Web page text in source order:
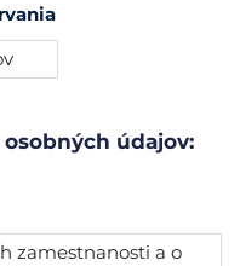
osobných údajov:
zamestnanosti a o